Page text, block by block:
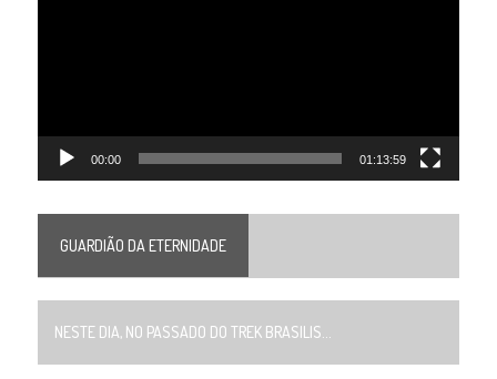
00:00 01:13:59
GUARDIÃO DA ETERNIDADE
NESTE DIA, NO PASSADO DO TREK BRASILIS...